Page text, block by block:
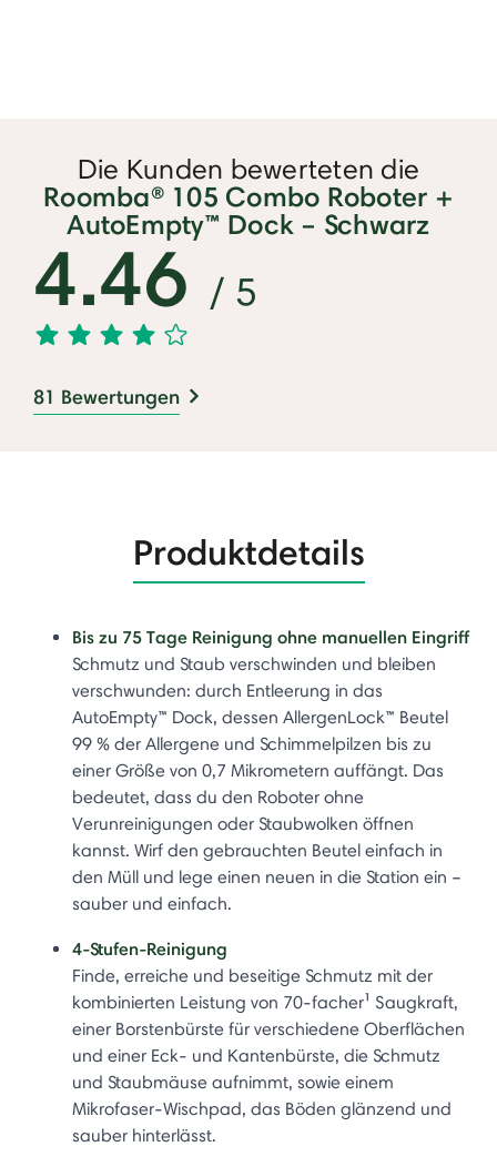
Die Kunden bewerteten die
Roomba® 105 Combo Roboter +
AutoEmpty™ Dock – Schwarz
4.46 / 5
81 Bewertungen
Produktdetails
Bis zu 75 Tage Reinigung ohne manuellen Eingriff
Schmutz und Staub verschwinden und bleiben
verschwunden: durch Entleerung in das
AutoEmpty™ Dock, dessen AllergenLock™ Beutel
99 % der Allergene und Schimmelpilzen bis zu
einer Größe von 0,7 Mikrometern auffängt. Das
bedeutet, dass du den Roboter ohne
Verunreinigungen oder Staubwolken öffnen
kannst. Wirf den gebrauchten Beutel einfach in
den Müll und lege einen neuen in die Station ein –
sauber und einfach.
4-Stufen-Reinigung
Finde, erreiche und beseitige Schmutz mit der
kombinierten Leistung von 70-facher¹ Saugkraft,
einer Borstenbürste für verschiedene Oberflächen
und einer Eck- und Kantenbürste, die Schmutz
und Staubmäuse aufnimmt, sowie einem
Mikrofaser-Wischpad, das Böden glänzend und
sauber hinterlässt.